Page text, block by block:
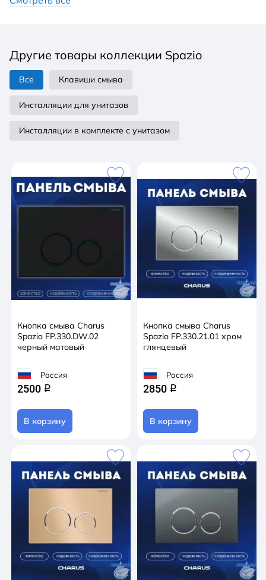
привода смыва, инструкция по установке Страна
производитель: Россия Гарантия: 2 года
Другие товары коллекции Spazio
Все Клавиши смыва
Инсталляции для унитазов
Инсталляции в комплекте с унитазом
Кнопка смыва Charus
Spazio FP.330.DW.02
черный матовый
Россия
2500 q
В корзину
Кнопка смыва Charus
Spazio FP.330.21.01 хром
глянцевый
Россия
2850 q
В корзину